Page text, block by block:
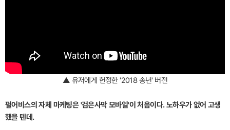
▲ 유저에게 헌정한 '2018 송년' 버전
펄어비스의 자체 마케팅은 '검은사막 모바일'이 처음이다. 노하우가 없어 고생
했을 텐데.